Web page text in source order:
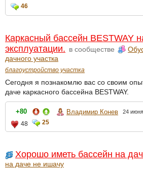
46
Каркасный бассейн BESTWAY
эксплуатации. в сообществе
дачного участка
благоустройство участка
Сегодня я познакомлю вас со своим
даче каркасного бассейна BESTWAY.
+80 Владимир Конев 24
48
25
Хорошо иметь бассейн на
на даче не ишачу